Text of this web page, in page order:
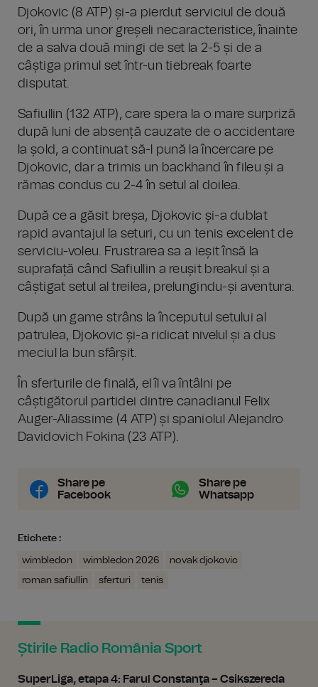
Djokovic (8 ATP) și-a pierdut serviciul de două
ori, în urma unor greșeli necaracteristice, înainte
de a salva două mingi de set la 2-5 și de a
câștiga primul set într-un tiebreak foarte
disputat.
Safiullin (132 ATP), care spera la o mare surpriză
după luni de absență cauzate de o accidentare
la șold, a continuat să-l pună la încercare pe
Djokovic, dar a trimis un backhand în fileu și a
rămas condus cu 2-4 în setul al doilea.
După ce a găsit breșa, Djokovic și-a dublat
rapid avantajul la seturi, cu un tenis excelent de
serviciu-voleu. Frustrarea sa a ieșit însă la
suprafață când Safiullin a reușit breakul și a
câștigat setul al treilea, prelungindu-și aventura.
După un game strâns la începutul setului al
patrulea, Djokovic și-a ridicat nivelul și a dus
meciul la bun sfârșit.
În sferturile de finală, el îl va întâlni pe
câștigătorul partidei dintre canadianul Felix
Auger-Aliassime (4 ATP) și spaniolul Alejandro
Davidovich Fokina (23 ATP).
Share pe
Facebook
Share pe
Whatsapp
Etichete :
wimbledon wimbledon 2026
novak djokovic
roman safiullin
sferturi tenis
Știrile Radio România Sport
SuperLiga, etapa 4: Farul Constanţa – Csikszereda